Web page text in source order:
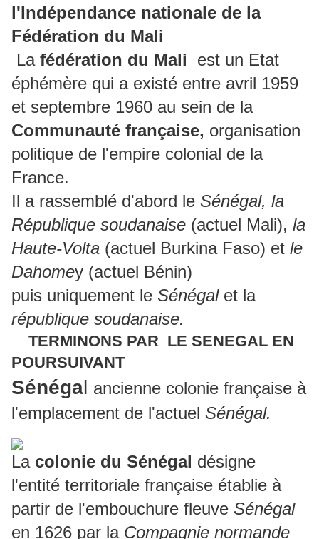
l'Indépendance nationale de la
Fédération du Mali
Lafédération du Mali
est un Etat
éphémère qui a existé entre avril 1959
et septembre 1960 au sein de la
Communauté française, organisation
politique de l'empire colonial de la
France.
Il a rassemblé d'abord le Sénégal, la
République soudanaise (actuel Mali), la
Haute-Volta (actuel Burkina Faso) et le
Dahomey (actuel Bénin)
puis uniquement le Sénégalet la
république soudanaise.
TERMINONS PAR LE SENEGAL EN
POURSUIVANT
Sénéga ancienne colonie française à
l'emplacement de l'actuel Sénégal.
La colonie du Sénégal désigne
l'entité territoriale française établie à
partir de l'embouchure fleuve Sénégal
en 1626 par la Compagnie normande